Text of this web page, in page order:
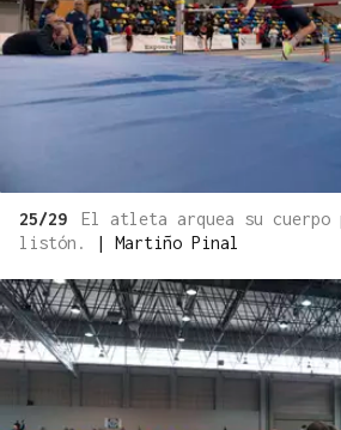
25/29
El atleta arquea su cuerpo
listón.
| Martiño Pinal